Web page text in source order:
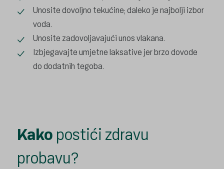
Unosite dovoljno tekućine; daleko je najbolji izbor
voda.
Unosite zadovoljavajući unos vlakana.
Izbjegavajte umjetne laksative jer brzo dovode
do dodatnih tegoba.
Kako postići zdravu
probavu?